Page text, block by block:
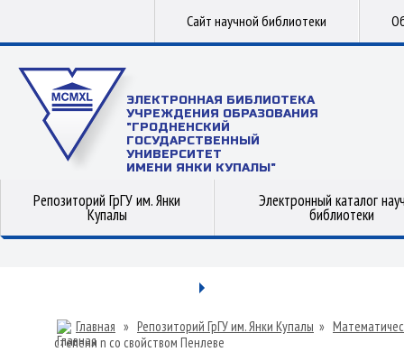
Сайт научной библиотеки
ЭЛЕКТРОННАЯ БИБЛИОТЕКА
УЧРЕЖДЕНИЯ ОБРАЗОВАНИЯ
"ГРОДНЕНСКИЙ
ГОСУДАРСТВЕННЫЙ
УНИВЕРСИТЕТ
ИМЕНИ ЯНКИ КУПАЛЫ"
Репозиторий ГрГУ им. Янки
Купалы
Электронный каталог
библиотеки
Главная » Репозиторий ГрГУ им. Янки Купалы »
степени n со свойством Пенлеве